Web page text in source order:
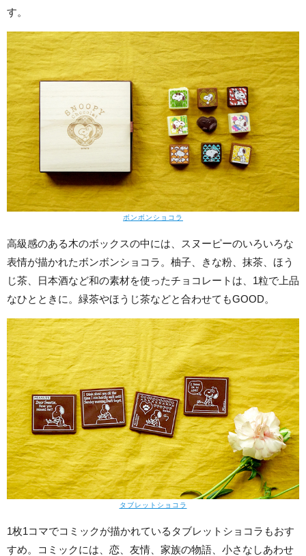
す。
ボンボンショコラ
高級感のある木のボックスの中には、スヌーピーのいろいろな
表情が描かれたボンボンショコラ。柚子、きな粉、抹茶、ほう
じ茶、日本酒など和の素材を使ったチョコレートは、1粒で上品
なひとときに。緑茶やほうじ茶などと合わせてもGOOD。
タブレットショコラ
1枚1コマでコミックが描かれているタブレットショコラもおす
すめ。コミックには、恋、友情、家族の物語、小さなしあわせ